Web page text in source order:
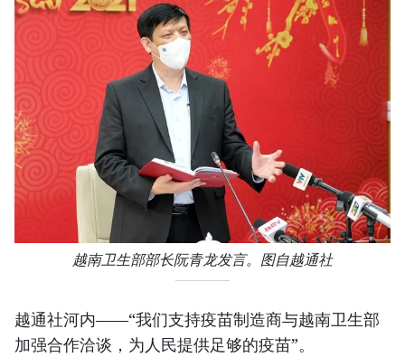
越南卫生部部长阮青龙发言。图自越通社
越通社河内——“我们支持疫苗制造商与越南卫生部
加强合作洽谈，为人民提供足够的疫苗”。